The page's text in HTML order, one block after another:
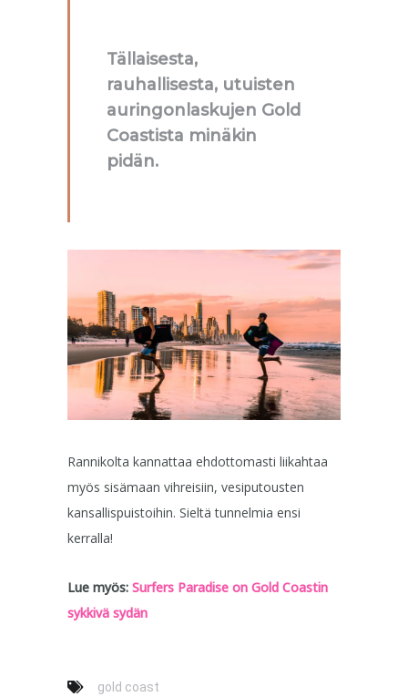
Tällaisesta,
rauhallisesta, utuisten
auringonlaskujen Gold
Coastista minäkin
pidän.
Rannikolta kannattaa ehdottomasti liikahtaa
myös sisämaan vihreisiin, vesiputousten
kansallispuistoihin. Sieltä tunnelmia ensi
kerralla!
Lue myös: Surfers Paradise on Gold Coastin
sykkivä sydän
gold coast